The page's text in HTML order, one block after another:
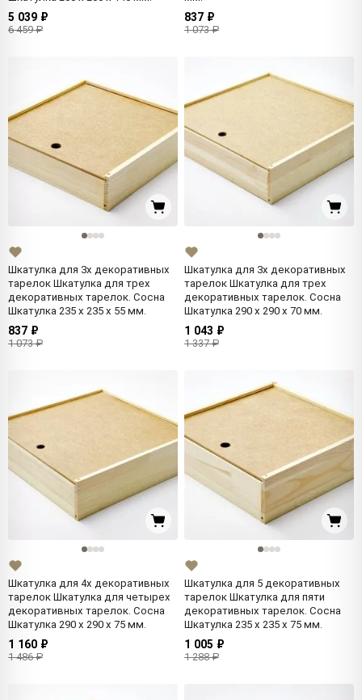
5 039 ₽
6 459 ₽
837 ₽
1 073 ₽
Шкатулка для 3х декоративных
тарелок Шкатулка для трех
декоративных тарелок. Сосна
Шкатулка 235 x 235 x 55 мм.
837 ₽
1 073 ₽
Шкатулка для 3х декоративных
тарелок Шкатулка для трех
декоративных тарелок. Сосна
Шкатулка 290 x 290 x 70 мм.
1 043 ₽
1 337 ₽
Шкатулка для 4х декоративных
тарелок Шкатулка для четырех
декоративных тарелок. Сосна
Шкатулка 290 x 290 x 75 мм.
1 160 ₽
1 486 ₽
Шкатулка для 5 декоративных
тарелок Шкатулка для пяти
декоративных тарелок. Сосна
Шкатулка 235 x 235 x 75 мм.
1 005 ₽
1 288 ₽